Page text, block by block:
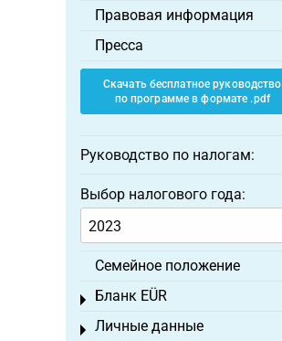
Правовая информация
Пресса
Скачать бесплатное руководство
по программе в формате .pdf
Руководство по налогам:
Выбор налогового года:
Семейное положение
Бланк EÜR
Toggle menu
Личные данные
Toggle menu